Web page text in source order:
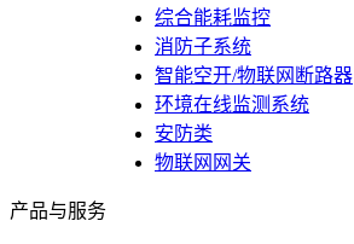
综合能耗监控
消防子系统
智能空开/物联网断路器
环境在线监测系统
安防类
物联网网关
产品与服务